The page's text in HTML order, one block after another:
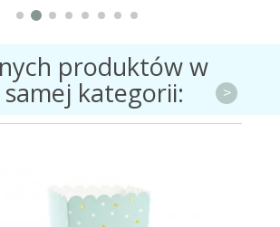
produktów w
kategorii: >